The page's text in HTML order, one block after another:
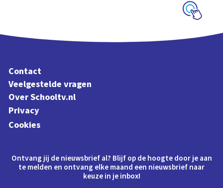
Contact
Veelgestelde vragen
Over Schooltv.nl
Privacy
Cookies
Ontvang jij de nieuwsbrief al? Blijf op de hoogte door je aan
te melden en ontvang elke maand een nieuwsbrief naar
keuze in je inbox!